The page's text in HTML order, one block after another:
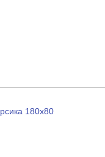
180x80